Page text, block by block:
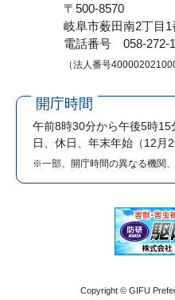
〒500-8570
岐阜市薮田南2丁目1
電話番号 058-272-
（法人番号
開庁時間
午前8時30分から午後5時15
日、休日、年末年始（12月
※一部、開庁時間の異なる機関、
Copyright © GIFU